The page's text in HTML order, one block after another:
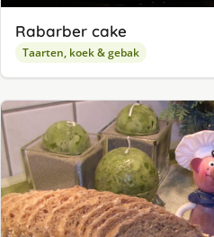
Rabarber cake
Taarten, koek & gebak